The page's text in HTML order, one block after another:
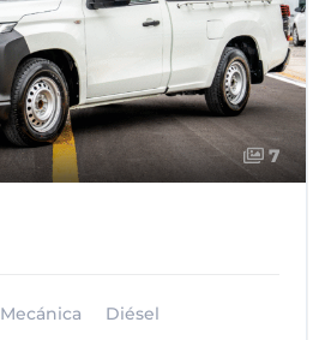
7
Mecánica Diésel